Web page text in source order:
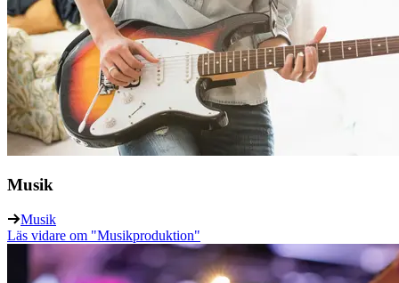
Musik
Musik
Läs vidare om "Musikproduktion"